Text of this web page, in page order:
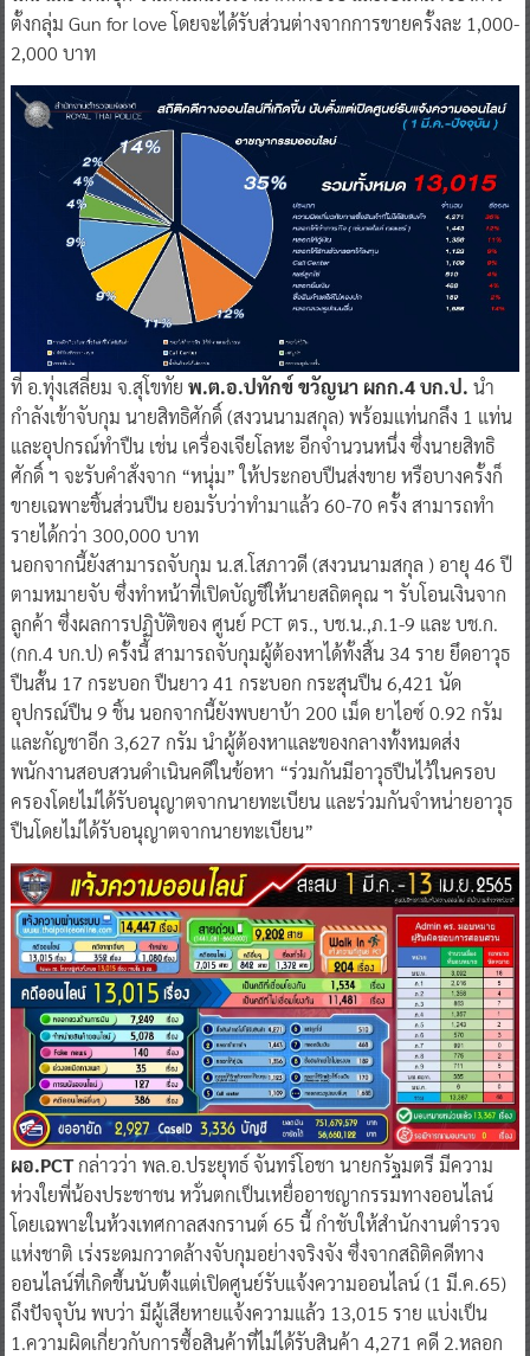
ตั้งกลุ่ม Gun for love โดยจะได้รับส่วนต่างจากการขายครั้งละ 1,000-
2,000 บาท
ที่ อ.ทุ่งเสลี่ยม จ.สุโขทัย พ.ต.อ.ปทักข์ ขวัญนา ผกก.4 บก.ป. นำ
กำลังเข้าจับกุม นายสิทธิศักดิ์ (สงวนนามสกุล)​ พร้อมแท่นกลึง 1 แท่น
และอุปกรณ์ทำปืน เช่น เครื่องเจียโลหะ อีกจำนวนหนึ่ง ซึ่งนายสิทธิ
ศักดิ์ ฯ จะรับคำสั่งจาก “หนุ่ม” ให้ประกอบปืนส่งขาย หรือบางครั้งก็
ขายเฉพาะชิ้นส่วนปืน ยอมรับว่าทำมาแล้ว 60-70 ครั้ง สามารถทำ
รายได้กว่า 300,000 บาท
นอกจากนี้ยังสามารถจับกุม น.ส.โสภาวดี (สงวนนามสกุล ) อายุ 46 ปี
ตามหมายจับ ซึ่งทำหน้าที่เปิดบัญชีให้นายสถิตคุณ ฯ รับโอนเงินจาก
ลูกค้า ซึ่งผลการปฏิบัติของ ศูนย์ PCT ตร., บช.น.,ภ.1-9 และ บช.ก.
(กก.4 บก.ป) ครั้งนี้ สามารถจับกุมผู้ต้องหาได้ทั้งสิ้น 34 ราย ยึดอาวุธ
ปืนสั้น 17 กระบอก ปืนยาว 41 กระบอก กระสุนปืน 6,421 นัด
อุปกรณ์ปืน 9 ชิ้น นอกจากนี้ยังพบยาบ้า 200 เม็ด ยาไอซ์ 0.92 กรัม
และกัญชาอีก 3,627 กรัม นำผู้ต้องหาและของกลางทั้งหมดส่ง
พนักงานสอบสวนดำเนินคดีในข้อหา “ร่วมกันมีอาวุธปืนไว้ในครอบ
ครองโดยไม่ได้รับอนุญาตจากนายทะเบียน และร่วมกันจำหน่ายอาวุธ
ปืนโดยไม่ได้รับอนุญาตจากนายทะเบียน”
ผอ.PCTกล่าวว่า พล.อ.ประยุทธ์ จันทร์โอชา นายกรัฐมตรี มีความ
ห่วงใยพี่น้องประชาชน หวั่นตกเป็นเหยื่ออาชญากรรมทางออนไลน์
โดยเฉพาะในห้วงเทศกาลสงกรานต์ 65 นี้ กำชับให้สำนักงานตำรวจ
แห่งชาติ เร่งระดมกวาดล้างจับกุมอย่างจริงจัง ซึ่งจากสถิติคดีทาง
ออนไลน์ที่เกิดขึ้นนับตั้งแต่เปิดศูนย์รับแจ้งความออนไลน์ (1 มี.ค.65)
ถึงปัจจุบัน พบว่า มีผู้เสียหายแจ้งความแล้ว 13,015 ราย แบ่งเป็น
1.ความผิดเกี่ยวกับการซื้อสินค้าที่ไม่ได้รับสินค้า 4,271 คดี 2.หลอก